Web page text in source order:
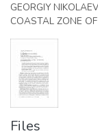
GEORGIY
COASTAL ZONE
Files